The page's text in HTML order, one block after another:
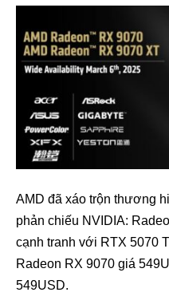
AMD đã xáo trộn thương
phản chiếu NVIDIA:
cạnh tranh với RTX 5070
Radeon RX 9070 giá
549USD.